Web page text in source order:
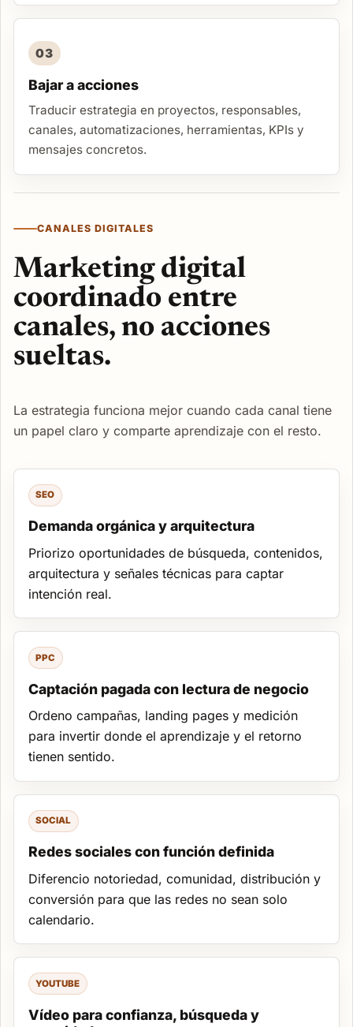
03
Bajar a acciones
Traducir estrategia en proyectos, responsables,
canales, automatizaciones, herramientas, KPIs y
mensajes concretos.
CANALES DIGITALES
Marketing digital
coordinado entre
canales, no acciones
sueltas.
La estrategia funciona mejor cuando cada canal tiene
un papel claro y comparte aprendizaje con el resto.
SEO
Demanda orgánica y arquitectura
Priorizo oportunidades de búsqueda, contenidos,
arquitectura y señales técnicas para captar
intención real.
PPC
Captación pagada con lectura de negocio
Ordeno campañas, landing pages y medición
para invertir donde el aprendizaje y el retorno
tienen sentido.
SOCIAL
Redes sociales con función definida
Diferencio notoriedad, comunidad, distribución y
conversión para que las redes no sean solo
calendario.
YOUTUBE
Vídeo para confianza, búsqueda y